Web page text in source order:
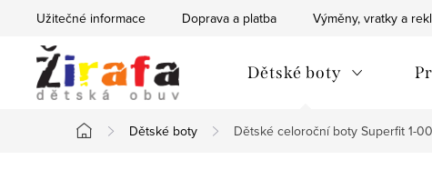
obsah
Užitečné informace Doprava a platba Výměny, vratky a
Dětské boty
Domů
Dětské boty Dětské celoroční boty Superfit 1-